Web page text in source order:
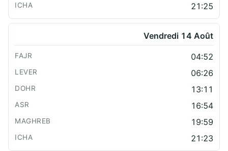
21:25
Vendredi 14 Août
04:52
06:26
13:11
16:54
19:59
21:23